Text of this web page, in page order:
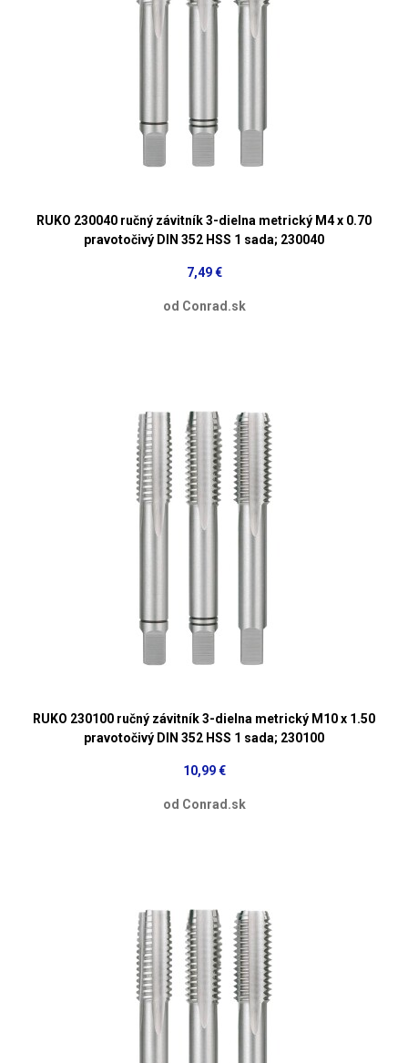
RUKO 230040 ručný závitník 3-dielna metrický M4 x 0.70
pravotočivý DIN 352 HSS 1 sada; 230040
7,49 €
od Conrad.sk
RUKO 230100 ručný závitník 3-dielna metrický M10 x 1.50
pravotočivý DIN 352 HSS 1 sada; 230100
10,99 €
od Conrad.sk